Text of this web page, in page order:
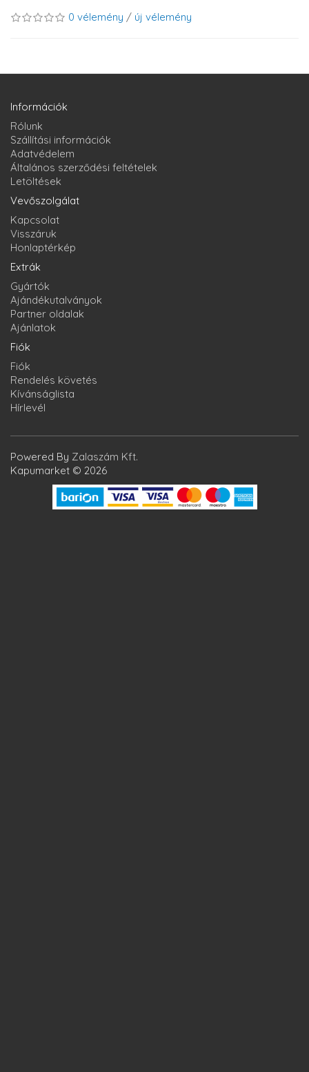
0 vélemény / új vélemény
Információk
Rólunk
Szállítási információk
Adatvédelem
Általános szerződési feltételek
Letöltések
Vevőszolgálat
Kapcsolat
Visszáruk
Honlaptérkép
Extrák
Gyártók
Ajándékutalványok
Partner oldalak
Ajánlatok
Fiók
Fiók
Rendelés követés
Kívánságlista
Hírlevél
Powered By Zalaszám Kft.
Kapumarket © 2026